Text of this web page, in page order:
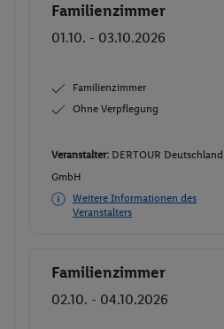
Buchen
Familienzimmer
01.10. - 03.10.2026
Familienzimmer
Ohne Verpflegung
Veranstalter: DERTOUR Deutschland
GmbH
Weitere Informationen des
Veranstalters
Buchen
Familienzimmer
02.10. - 04.10.2026